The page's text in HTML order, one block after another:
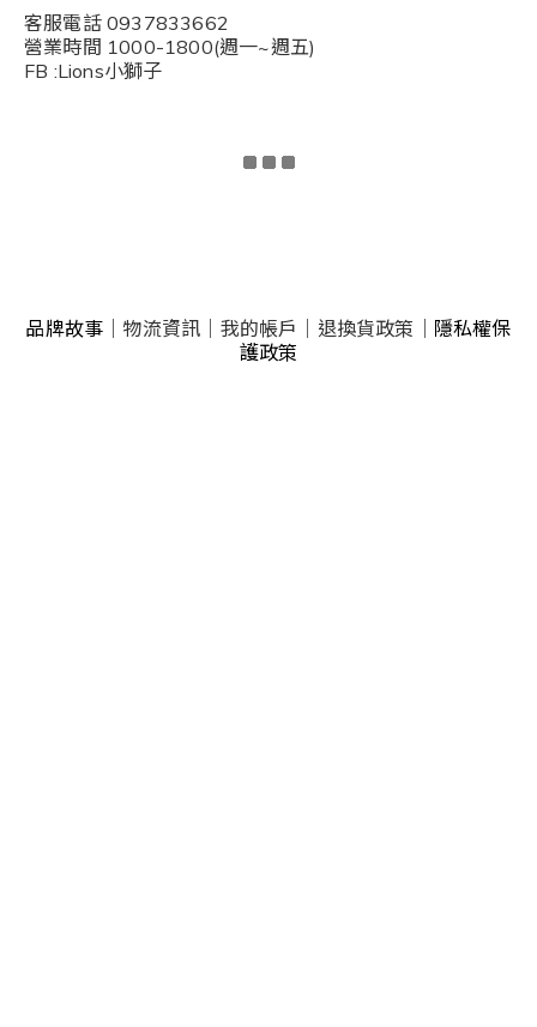
客服電話 0937833662
營業時間 1000-1800(週一~週五)
FB :Lions小獅子
品牌故事 物流資訊 我的帳戶 退換貨政策
隱私權保
護政策